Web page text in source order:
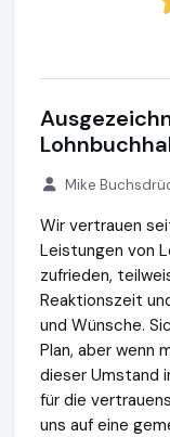
Mike
Wir vertrauen
Leistungen von
zufrieden,
Reaktionszeit
und Wünsche.
Plan, aber wenn
dieser Umstand
für die
uns auf eine